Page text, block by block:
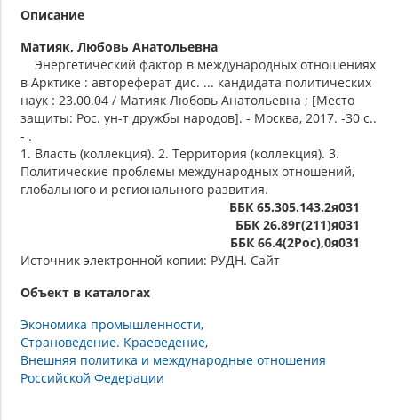
Описание
Матияк, Любовь Анатольевна
Энергетический фактор в международных отношениях
в Арктике : автореферат дис. ... кандидата политических
наук : 23.00.04 / Матияк Любовь Анатольевна ; [Место
защиты: Рос. ун-т дружбы народов]. - Москва, 2017. -30 с..
- .
1. Власть (коллекция). 2. Территория (коллекция). 3.
Политические проблемы международных отношений,
глобального и регионального развития.
ББК 65.305.143.2я031
ББК 26.89г(211)я031
ББК 66.4(2Рос),0я031
Источник электронной копии: РУДН. Сайт
Объект в каталогах
Экономика промышленности
Страноведение. Краеведение
Внешняя политика и международные отношения
Российской Федерации